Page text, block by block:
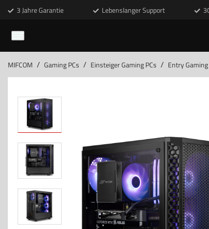
3 Jahre Garantie Lebenslanger Support
MIFCOM / Gaming PCs / Einsteiger Gaming PCs / Entry